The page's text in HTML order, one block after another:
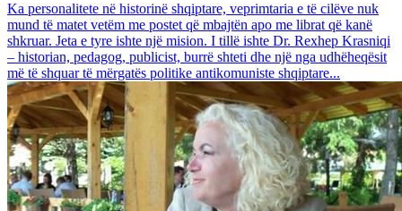
Ka personalitete në historinë shqiptare, veprimtaria e të cilëve nuk
mund të matet vetëm me postet që mbajtën apo me librat që kanë
shkruar. Jeta e tyre ishte një mision. I tillë ishte Dr. Rexhep Krasniqi
– historian, pedagog, publicist, burrë shteti dhe një nga udhëheqësit
më të shquar të mërgatës politike antikomuniste shqiptare...